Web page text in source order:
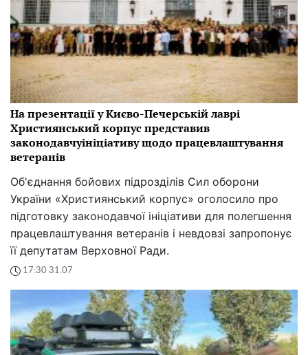
На презентації у Києво-Печерській лаврі
Християнський корпус представив
законодавчуініціативу щодо працевлаштування
ветеранів
Об'єднання бойових підрозділів Сил оборони
України «Християнський корпус» оголосило про
підготовку законодавчої ініціативи для полегшення
працевлаштування ветеранів і невдовзі запропонує
її депутатам Верховної Ради.
17:30 31.07